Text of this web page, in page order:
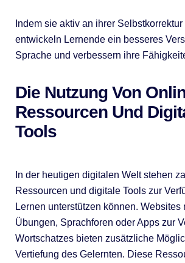
Indem sie aktiv an ihrer
entwickeln Lernende ein besseres
Sprache und verbessern ihre
Die Nutzung Von
Ressourcen Und
Tools
In der heutigen digitalen Welt stehen
Ressourcen und digitale Tools zur
Lernen unterstützen können. Websites
Übungen, Sprachforen oder Apps zur
Wortschatzes bieten zusätzliche
Vertiefung des Gelernten. Diese